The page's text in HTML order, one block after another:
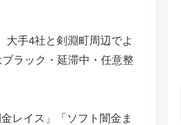
大手4社と剣淵町周辺でよ
ラック・延滞中・任意整
レイス」「ソフト闇金ま